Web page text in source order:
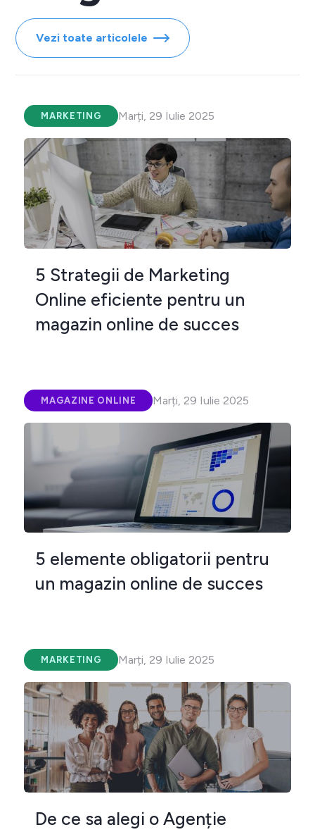
Vezi toate articolele
MARKETING Marți, 29 Iulie 2025
5 Strategii de Marketing
Online eficiente pentru un
magazin online de succes
MAGAZINE ONLINE Marți, 29 Iulie 2025
5 elemente obligatorii pentru
un magazin online de succes
MARKETING Marți, 29 Iulie 2025
De ce sa alegi o Agenție